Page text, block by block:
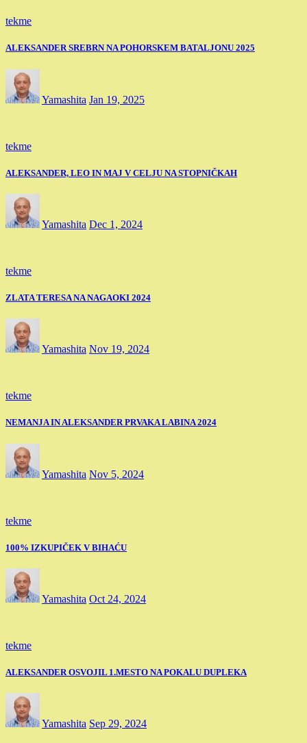
tekme
ALEKSANDER SREBRN NA POHORSKEM BATALJONU 2025
Yamashita Jan 19, 2025
tekme
ALEKSANDER, LEO IN MAJ V CELJU NA STOPNIČKAH
Yamashita Dec 1, 2024
tekme
ZLATA TERESA NA NAGAOKI 2024
Yamashita Nov 19, 2024
tekme
NEMANJA IN ALEKSANDER PRVAKA LABINA 2024
Yamashita Nov 5, 2024
tekme
100% IZKUPIČEK V BIHAĆU
Yamashita Oct 24, 2024
tekme
ALEKSANDER OSVOJIL 1.MESTO NA POKALU DUPLEKA
Yamashita Sep 29, 2024